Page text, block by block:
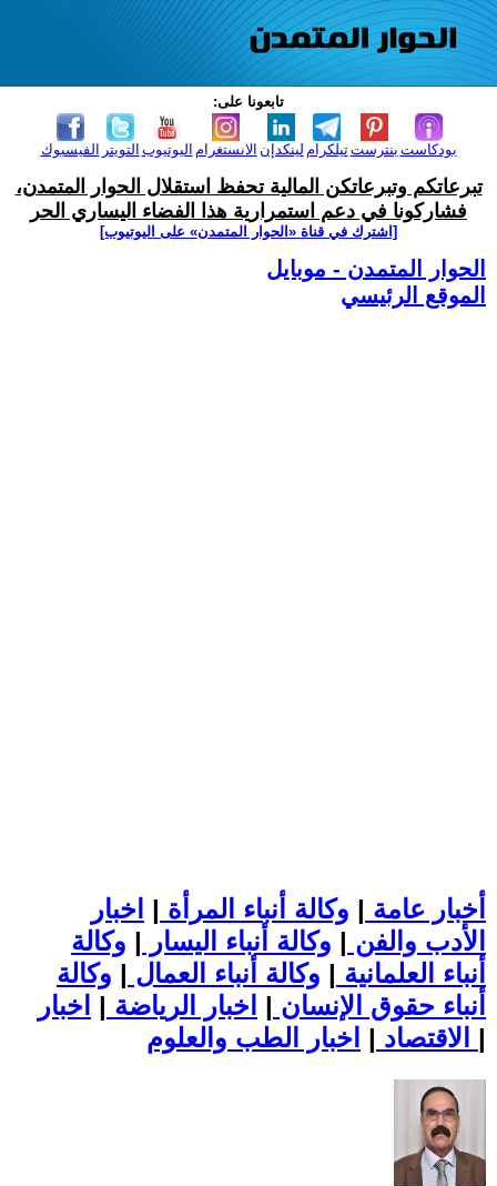
تابعونا على:
الفيسبوك التويتر اليوتيوب الانستغرام لينكدإن تيلكرامبنترست بودكاست
تبرعاتكم وتبرعاتكن المالية تحفظ استقلال الحوار المتمدن،
فشاركونا في دعم استمرارية هذا الفضاء اليساري الحر
[اشترك في قناة ‫«الحوار المتمدن» على اليوتيوب]
الحوار المتمدن - موبايل
الموقع الرئيسي
أخبار عامة | وكالة أنباء المرأة | اخبار
الأدب والفن | وكالة أنباء اليسار | وكالة
أنباء العلمانية | وكالة أنباء العمال | وكالة
أنباء حقوق الإنسان | اخبار الرياضة | اخبار
الاقتصاد | |